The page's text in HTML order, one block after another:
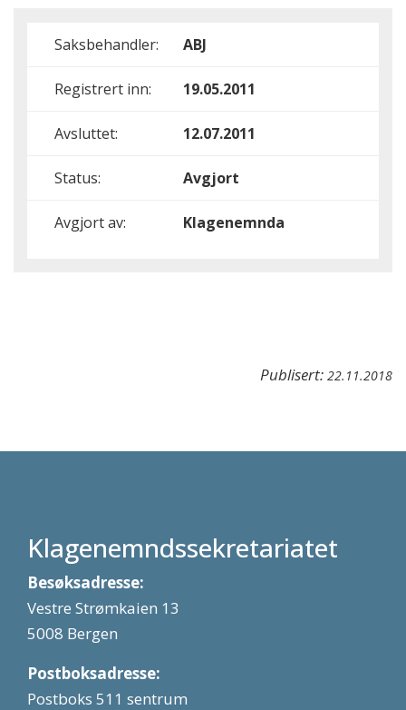
Saksbehandler: ABJ
Registrert inn: 19.05.2011
Avsluttet: 12.07.2011
Status: Avgjort
Avgjort av: Klagenemnda
Publisert: 22.11.2018
Klagenemndssekretariatet
Besøksadresse:
Vestre Strømkaien 13
5008 Bergen
Postboksadresse:
Postboks 511 sentrum